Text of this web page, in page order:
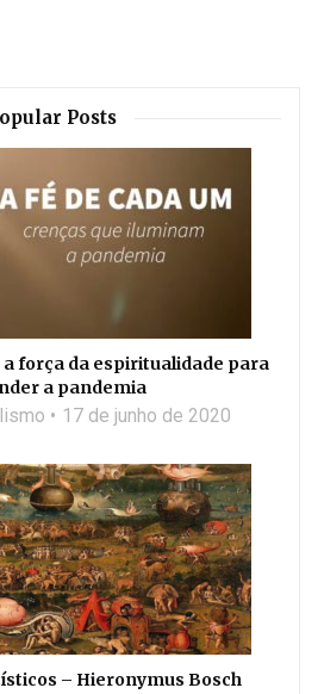
Posts
força da espiritualidade para
a pandemia
17 de junho de 2020
– Hieronymus Bosch